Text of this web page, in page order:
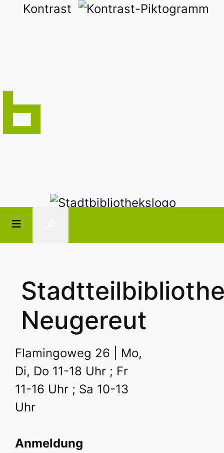
Kontrast
Neugereut
Flamingoweg 26 | Mo,
Di, Do 11-18 Uhr ; Fr
11-16 Uhr ; Sa 10-13
Uhr
Anmeldung